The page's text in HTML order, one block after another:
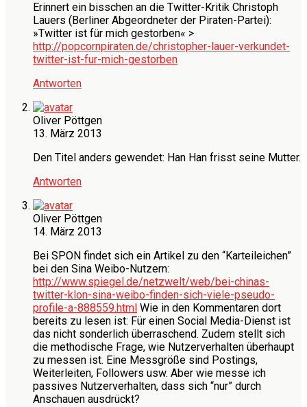
Erinnert ein bisschen an die Twitter-Kritik Christoph
Lauers (Berliner Abgeordneter der Piraten-Partei):
»Twitter ist für mich gestorben« >
http://popcornpiraten.de/christopher-lauer-verkundet-
twitter-ist-fur-mich-gestorben
Antworten
Oliver Pöttgen
13. März 2013
Den Titel anders gewendet: Han Han frisst seine Mutter.
Antworten
Oliver Pöttgen
14. März 2013
Bei SPON findet sich ein Artikel zu den “Karteileichen”
bei den Sina Weibo-Nutzern:
http://www.spiegel.de/netzwelt/web/bei-chinas-
twitter-klon-sina-weibo-finden-sich-viele-pseudo-
profile-a-888559.html Wie in den Kommentaren dort
bereits zu lesen ist: Für einen Social Media-Dienst ist
das nicht sonderlich überraschend. Zudem stellt sich
die methodische Frage, wie Nutzerverhalten überhaupt
zu messen ist. Eine Messgröße sind Postings,
Weiterleiten, Followers usw. Aber wie messe ich
passives Nutzerverhalten, dass sich “nur” durch
Anschauen ausdrückt?